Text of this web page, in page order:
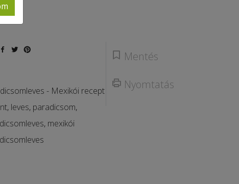
Mentés
Nyomtatás
- Mexikói recept
, leves, paradicsom,
, mexikói